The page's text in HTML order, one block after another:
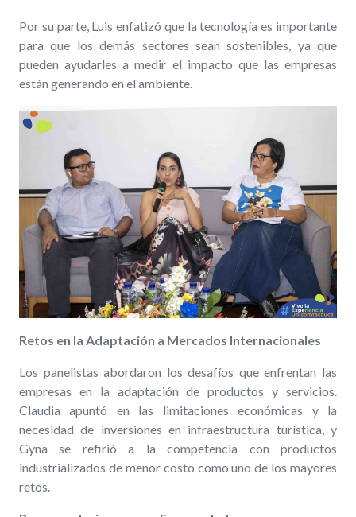
Por su parte, Luis enfatizó que la tecnología es importante
para que los demás sectores sean sostenibles, ya que
pueden ayudarles a medir el impacto que las empresas
están generando en el ambiente.
Retos en la Adaptación a Mercados Internacionales
Los panelistas abordaron los desafíos que enfrentan las
empresas en la adaptación de productos y servicios.
Claudia apuntó en las limitaciones económicas y la
necesidad de inversiones en infraestructura turística, y
Gyna se refirió a la competencia con productos
industrializados de menor costo como uno de los mayores
retos.